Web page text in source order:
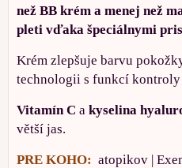
než BB krém a menej než
pleti vďaka špeciálnymi
Krém zlepšuje barvu
technologii s funkcí
Vitamín C a kyselina
větší jas.
PRE KOHO: atopikov |